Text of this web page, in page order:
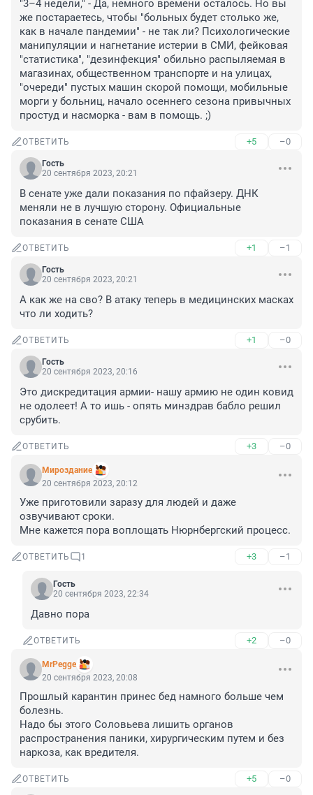
"3–4 недели," - Да, немного времени осталось. Но вы
же постараетесь, чтобы "больных будет столько же,
как в начале пандемии" - не так ли? Психологические
манипуляции и нагнетание истерии в СМИ, фейковая
"статистика", "дезинфекция" обильно распыляемая в
магазинах, общественном транспорте и на улицах,
"очереди" пустых машин скорой помощи, мобильные
морги у больниц, начало осеннего сезона привычных
простуд и насморка - вам в помощь. ;)
ОТВЕТИТЬ +5 –0
Гость
20 сентября 2023, 20:21
В сенате уже дали показания по пфайзеру. ДНК
меняли не в лучшую сторону. Официальные
показания в сенате США
ОТВЕТИТЬ +1 –1
Гость
20 сентября 2023, 20:21
А как же на сво? В атаку теперь в медицинских масках
что ли ходить?
ОТВЕТИТЬ +1 –0
Гость
20 сентября 2023, 20:16
Это дискредитация армии- нашу армию не один ковид
не одолеет! А то ишь - опять минздрав бабло решил
срубить.
ОТВЕТИТЬ +3 –0
Мироздание
20 сентября 2023, 20:12
Уже приготовили заразу для людей и даже
озвучивают сроки.
Мне кажется пора воплощать Нюрнбергский процесс.
ОТВЕТИТЬ 1 +3 –1
Гость
20 сентября 2023, 22:34
Давно пора
ОТВЕТИТЬ +2 –0
MrPegge
20 сентября 2023, 20:08
Прошлый карантин принес бед намного больше чем
болезнь.
Надо бы этого Соловьева лишить органов
распространения паники, хирургическим путем и без
наркоза, как вредителя.
ОТВЕТИТЬ +5 –0